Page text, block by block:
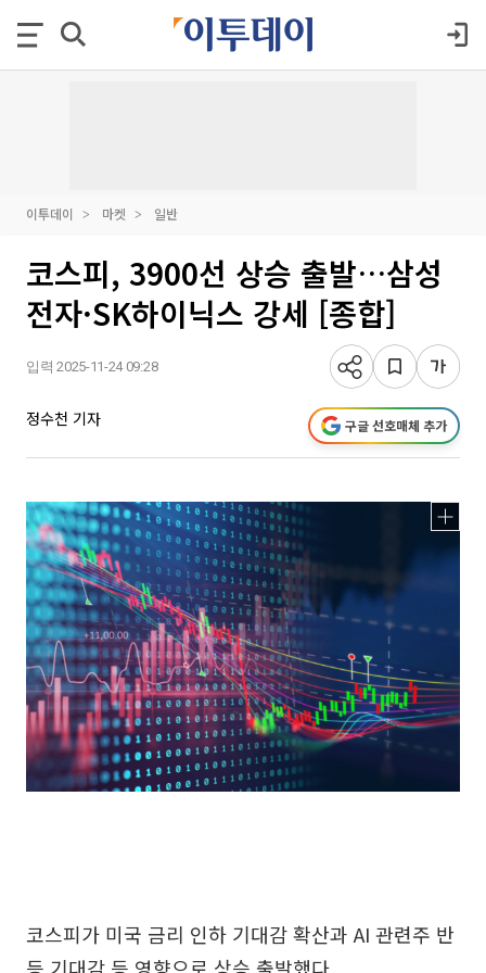
이투데이 마켓 일반
코스피, 3900선 상승 출발…삼성
전자·SK하이닉스 강세 [종합]
입력 2025-11-24 09:28
정수천 기자 구글 선호매체 추가
코스피가 미국 금리 인하 기대감 확산과 AI 관련주 반
등 기대감 등 영향으로 상승 출발했다.